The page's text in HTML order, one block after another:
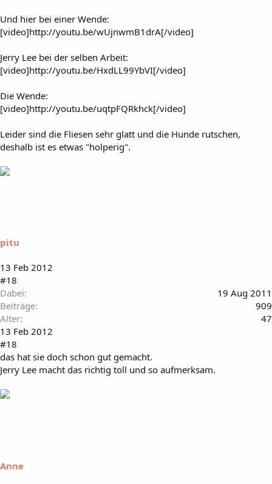
Und hier bei einer Wende:
[video]http://youtu.be/wUjnwmB1drA[/video]
Jerry Lee bei der selben Arbeit:
[video]http://youtu.be/HxdLL99YbVI[/video]
Die Wende:
[video]http://youtu.be/uqtpFQRkhck[/video]
Leider sind die Fliesen sehr glatt und die Hunde rutschen,
deshalb ist es etwas "holperig".
pitu
13 Feb 2012
#18
Dabei
19 Aug 2011
Beiträge
909
Alter
47
13 Feb 2012
#18
das hat sie doch schon gut gemacht.
Jerry Lee macht das richtig toll und so aufmerksam.
Anne